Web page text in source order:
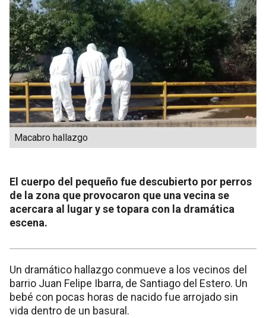
Macabro hallazgo
El cuerpo del pequeño fue descubierto por perros
de la zona que provocaron que una vecina se
acercara al lugar y se topara con la dramática
escena.
Un dramático hallazgo conmueve a los vecinos del
barrio Juan Felipe Ibarra, de Santiago del Estero. Un
bebé con pocas horas de nacido fue arrojado sin
vida dentro de un basural.